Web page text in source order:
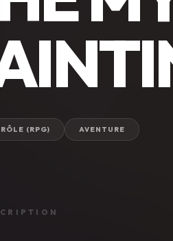
(RPG) AVENTURE